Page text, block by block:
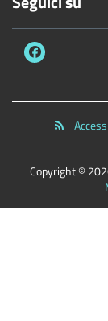
Copyright ©